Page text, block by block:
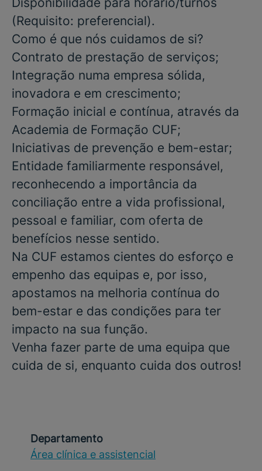
(Requisito: preferencial).
Como é que nós cuidamos de si?
Contrato de prestação de serviços;
Integração numa empresa sólida,
inovadora e em crescimento;
Formação inicial e contínua, através da
Academia de Formação CUF;
Iniciativas de prevenção e bem-estar;
Entidade familiarmente responsável,
reconhecendo a importância da
conciliação entre a vida profissional,
pessoal e familiar, com oferta de
benefícios nesse sentido.
Na CUF estamos cientes do esforço e
empenho das equipas e, por isso,
apostamos na melhoria contínua do
bem-estar e das condições para ter
impacto na sua função.
Venha fazer parte de uma equipa que
cuida de si, enquanto cuida dos outros!
Departamento
Área clínica e assistencial